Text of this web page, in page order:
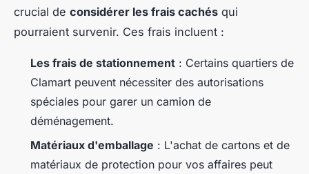
crucial de considérer les frais cachés qui
pourraient survenir. Ces frais incluent :
Les frais de stationnement : Certains quartiers de
Clamart peuvent nécessiter des autorisations
spéciales pour garer un camion de
déménagement.
Matériaux d'emballage : L'achat de cartons et de
matériaux de protection pour vos affaires peut